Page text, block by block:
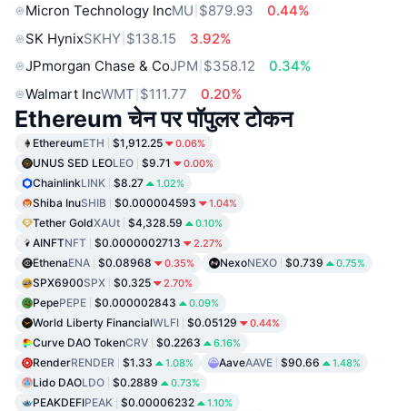
Micron Technology IncMU $879.93
0.44%
SK HynixSKHY $138.15
3.92%
JPmorgan Chase & CoJPM $358.12
0.34%
Walmart IncWMT $111.77 0.20%
Ethereum चेन पर पॉपुलर टोकन
EthereumETH $1,912.25 0.06%
UNUS SED LEOLEO $9.71 0.00%
ChainlinkLINK $8.27 1.02%
Shiba InuSHIB $0.000004593 1.04%
Tether GoldXAUt $4,328.59 0.10%
AINFTNFT $0.0000002713 2.27%
EthenaENA $0.08968 0.35% NexoNEXO $0.739 0.75%
SPX6900SPX $0.325 2.70%
PepePEPE $0.000002843 0.09%
World Liberty FinancialWLFI $0.05129 0.44%
Curve DAO TokenCRV $0.2263 6.16%
RenderRENDER $1.33 1.08% AaveAAVE $90.66 1.48%
Lido DAOLDO $0.2889 0.73%
PEAKDEFIPEAK $0.00006232 1.10%